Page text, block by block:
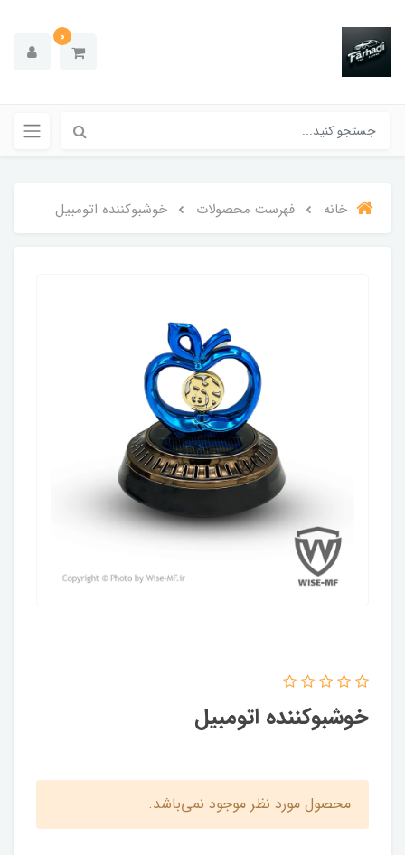
0
خانه فهرست محصولات خوشبوکننده اتومبیل
خوشبوکننده اتومبیل
محصول مورد نظر موجود نمی‌باشد.